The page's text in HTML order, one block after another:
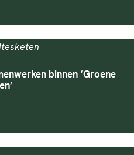
binnen ‘Groene